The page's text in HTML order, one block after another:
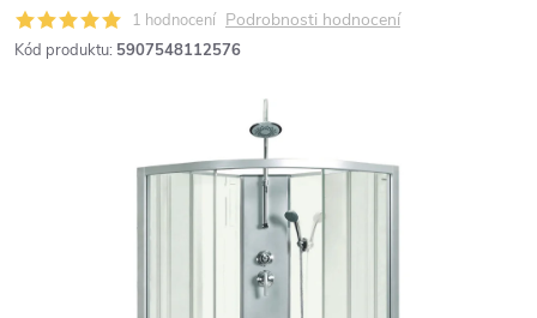
1 hodnocení Podrobnosti hodnocení
Kód produktu: 5907548112576